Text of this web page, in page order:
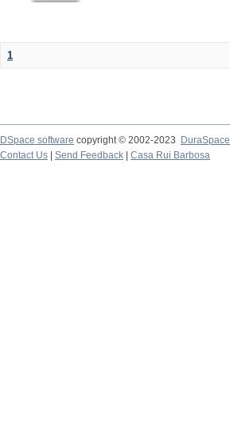
1
DSpace software copyright © 2002-2023
DuraSpace
Contact Us
Send Feedback Casa Rui Barbosa